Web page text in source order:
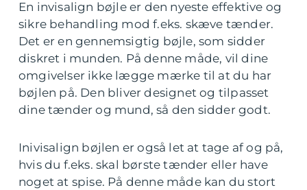
En invisalign bøjle er den nyeste effektive og
sikre behandling mod f.eks. skæve tænder.
Det er en gennemsigtig bøjle, som sidder
diskret i munden. På denne måde, vil dine
omgivelser ikke lægge mærke til at du har
bøjlen på. Den bliver designet og tilpasset
dine tænder og mund, så den sidder godt.
Inivisalign bøjlen er også let at tage af og på,
hvis du f.eks. skal børste tænder eller have
noget at spise. På denne måde kan du stort